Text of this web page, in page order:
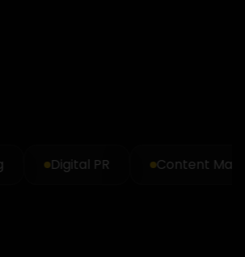
Digital PR Content